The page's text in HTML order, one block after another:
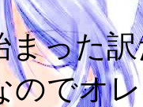
まった
のでオ